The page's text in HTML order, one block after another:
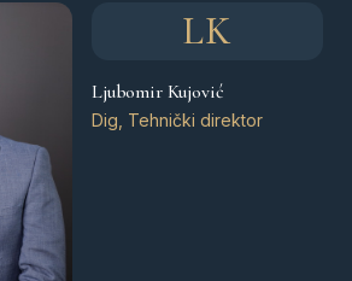
LK
Ljubomir Kujović
Dig, Tehnički direktor